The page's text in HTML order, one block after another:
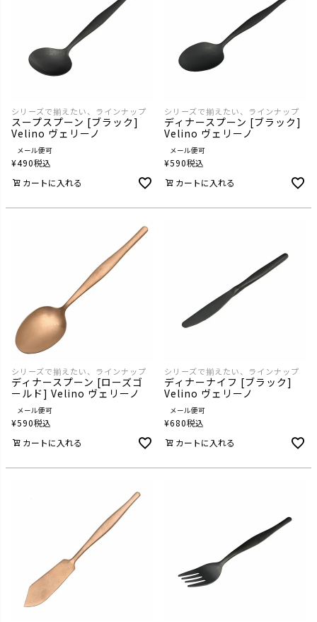
シリーズで揃えたい、ラインナップ
スープスプーン [ブラック]
Velino ヴェリーノ
メール便可
¥490税込
カートに入れる
シリーズで揃えたい、ラインナップ
ディナースプーン [ブラック]
Velino ヴェリーノ
メール便可
¥590税込
カートに入れる
シリーズで揃えたい、ラインナップ
ディナースプーン [ローズゴ
ールド] Velino ヴェリーノ
メール便可
¥590税込
カートに入れる
シリーズで揃えたい、ラインナップ
ディナーナイフ [ブラック]
Velino ヴェリーノ
メール便可
¥680税込
カートに入れる